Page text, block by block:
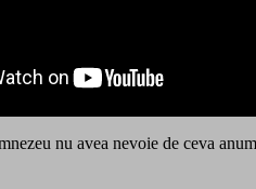
nu avea nevoie de ceva